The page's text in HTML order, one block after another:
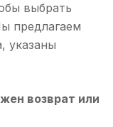
выбрать
предлагаем
указаны
возврат или